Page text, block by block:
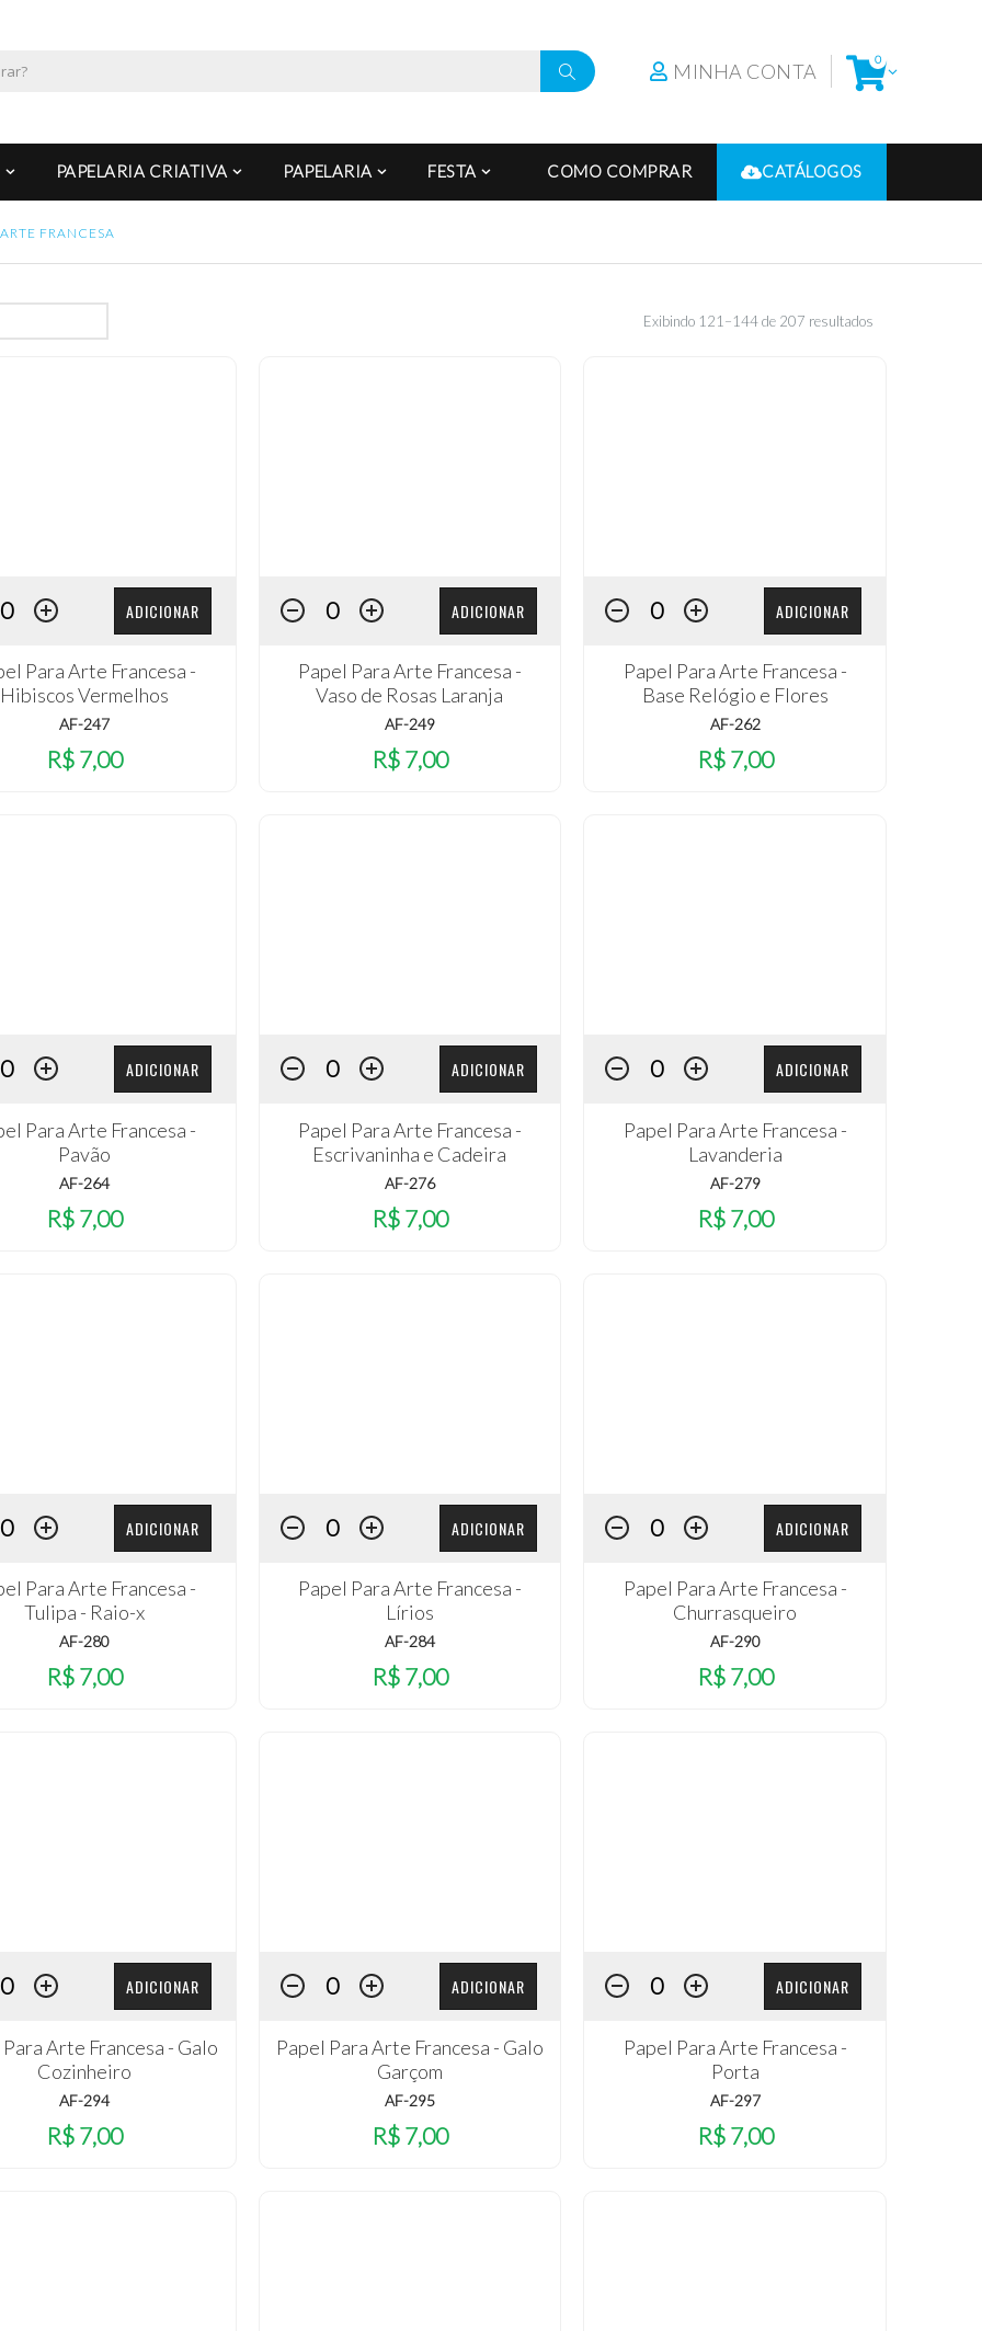
MINHA CONTA 0
PAPELARIA CRIATIVA PAPELARIA FESTA COMO COMPRAR CATÁLOGOS
ARTE FRANCESA
Exibindo 121–144 de 207 resultados
ADICIONAR
Para Arte Francesa -
Hibiscos Vermelhos
AF-247
R$ 7,00
ADICIONAR
Papel Para Arte Francesa -
Vaso de Rosas Laranja
AF-249
R$ 7,00
ADICIONAR
Papel Para Arte Francesa -
Base Relógio e Flores
AF-262
R$ 7,00
ADICIONAR
Para Arte Francesa -
Pavão
AF-264
R$ 7,00
ADICIONAR
Papel Para Arte Francesa -
Escrivaninha e Cadeira
AF-276
R$ 7,00
ADICIONAR
Papel Para Arte Francesa -
Lavanderia
AF-279
R$ 7,00
ADICIONAR
Para Arte Francesa -
Tulipa - Raio-x
AF-280
R$ 7,00
ADICIONAR
Papel Para Arte Francesa -
Lírios
AF-284
R$ 7,00
ADICIONAR
Papel Para Arte Francesa -
Churrasqueiro
AF-290
R$ 7,00
ADICIONAR
Arte Francesa - Galo
Cozinheiro
AF-294
R$ 7,00
ADICIONAR
Papel Para Arte Francesa - Galo
Garçom
AF-295
R$ 7,00
ADICIONAR
Papel Para Arte Francesa -
Porta
AF-297
R$ 7,00